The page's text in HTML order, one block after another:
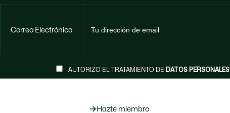
Correo Electrónico
AUTORIZO EL TRATAMIENTO DE DATOS PERSONALES
Hazte miembro